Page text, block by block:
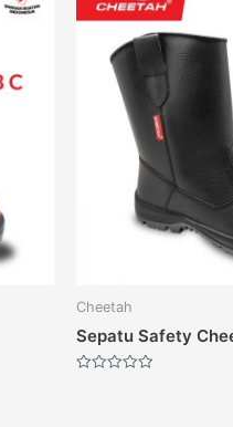
Cheetah
Sepatu Safety